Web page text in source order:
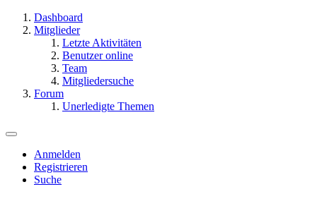
Dashboard
Mitglieder
Letzte Aktivitäten
Benutzer online
Team
Mitgliedersuche
Forum
Unerledigte Themen
Anmelden
Registrieren
Suche